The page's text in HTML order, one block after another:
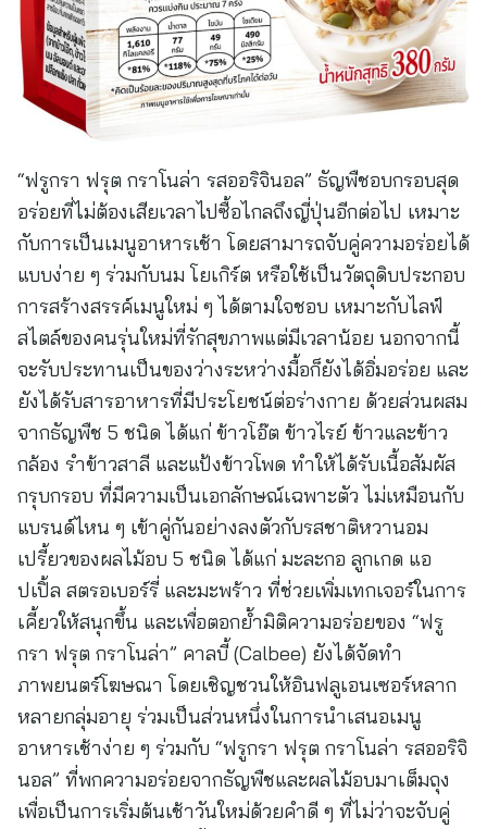
“ฟรูกรา ฟรุต กราโนล่า รสออริจินอล” ธัญพืชอบกรอบสุด
อร่อยที่ไม่ต้องเสียเวลาไปซื้อไกลถึงญี่ปุ่นอีกต่อไป เหมาะ
กับการเป็นเมนูอาหารเช้า โดยสามารถจับคู่ความอร่อยได้
แบบง่าย ๆ ร่วมกับนม โยเกิร์ต หรือใช้เป็นวัตถุดิบประกอบ
การสร้างสรรค์เมนูใหม่ ๆ ได้ตามใจชอบ เหมาะกับไลฟ์
สไตล์ของคนรุ่นใหม่ที่รักสุขภาพแต่มีเวลาน้อย นอกจากนี้
จะรับประทานเป็นของว่างระหว่างมื้อก็ยังได้อิ่มอร่อย และ
ยังได้รับสารอาหารที่มีประโยชน์ต่อร่างกาย ด้วยส่วนผสม
จากธัญพืช 5 ชนิด ได้แก่ ข้าวโอ๊ต ข้าวไรย์ ข้าวและข้าว
กล้อง รำข้าวสาลี และแป้งข้าวโพด ทำให้ได้รับเนื้อสัมผัส
กรุบกรอบ ที่มีความเป็นเอกลักษณ์เฉพาะตัว ไม่เหมือนกับ
แบรนด์ไหน ๆ เข้าคู่กันอย่างลงตัวกับรสชาติหวานอม
เปรี้ยวของผลไม้อบ 5 ชนิด ได้แก่ มะละกอ ลูกเกด แอ
ปเปิ้ล สตรอเบอร์รี่ และมะพร้าว ที่ช่วยเพิ่มเทกเจอร์ในการ
เคี้ยวให้สนุกขึ้น และเพื่อตอกย้ำมิติความอร่อยของ “ฟรู
กรา ฟรุต กราโนล่า” คาลบี้ (Calbee) ยังได้จัดทำ
ภาพยนตร์โฆษณา โดยเชิญชวนให้อินฟลูเอนเซอร์หลาก
หลายกลุ่มอายุ ร่วมเป็นส่วนหนึ่งในการนำเสนอเมนู
อาหารเช้าง่าย ๆ ร่วมกับ “ฟรูกรา ฟรุต กราโนล่า รสออริจิ
นอล” ที่พกความอร่อยจากธัญพืชและผลไม้อบมาเต็มถุง
เพื่อเป็นการเริ่มต้นเช้าวันใหม่ด้วยคำดี ๆ ที่ไม่ว่าจะจับคู่